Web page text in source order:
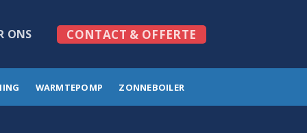
ONS CONTACT & OFFERTE
WARMTEPOMP ZONNEBOILER